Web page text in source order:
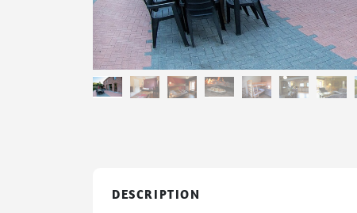
DESCRIPTION